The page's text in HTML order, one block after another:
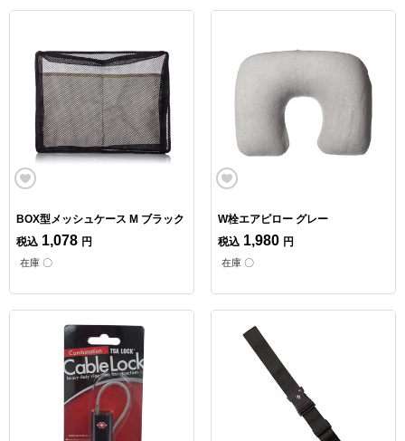
BOX型メッシュケース M ブラック
税込 1,078 円
在庫 〇
W栓エアピロー グレー
税込 1,980 円
在庫 〇